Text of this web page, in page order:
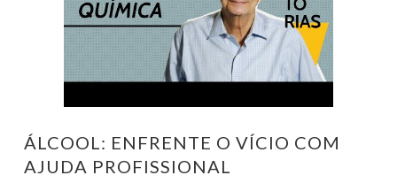
ÁLCOOL: ENFRENTE O VÍCIO COM
AJUDA PROFISSIONAL